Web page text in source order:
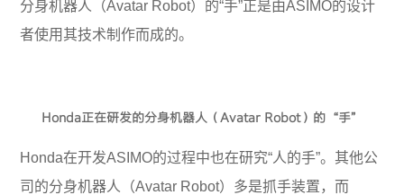
分身机器人（Avatar Robot）的“手”正是由ASIMO的设计
者使用其技术制作而成的。
Honda正在研发的分身机器人（Avatar Robot）的“手”
Honda在开发ASIMO的过程中也在研究“人的手”。其他公
司的分身机器人（Avatar Robot）多是抓手装置，而